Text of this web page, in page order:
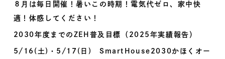
８月は毎日開催！暑いこの時期！電気代ゼロ、家中快
適！体感してください！
2030年度までのZEH普及目標（2025年実績報告）
5/16(土)・5/17(日) SmartHouse2030かほくオー